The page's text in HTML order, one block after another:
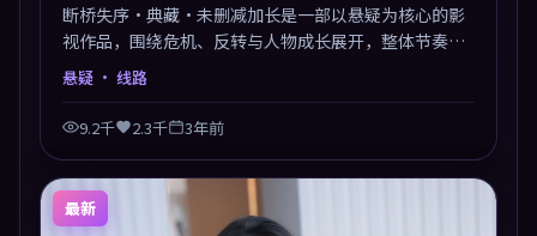
断桥失序·典藏·未删减加长是一部以悬疑为核心的影
视作品，围绕危机、反转与人物成长展开，整体节奏紧
凑，值得推荐观看。
悬疑 · 线路
9.2千 2.3千 3年前
最新